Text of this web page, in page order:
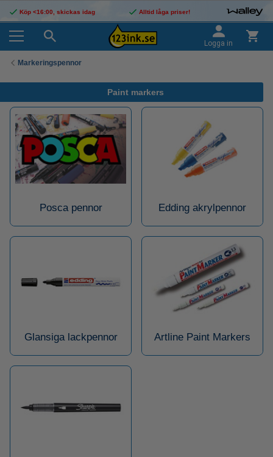
Köp <16:00, skickas idag Alltid låga priser!
Logga in
Markeringspennor
Paint markers
Posca pennor Edding akrylpennor
Glansiga lackpennor Artline Paint Markers